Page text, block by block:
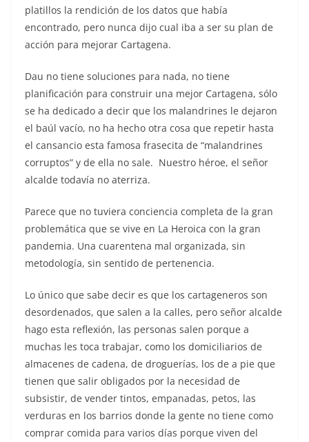
platillos la rendición de los datos que había
encontrado, pero nunca dijo cual iba a ser su plan de
acción para mejorar Cartagena.
Dau no tiene soluciones para nada, no tiene
planificación para construir una mejor Cartagena, sólo
se ha dedicado a decir que los malandrines le dejaron
el baúl vacío, no ha hecho otra cosa que repetir hasta
el cansancio esta famosa frasecita de “malandrines
corruptos” y de ella no sale. Nuestro héroe, el señor
alcalde todavía no aterriza.
Parece que no tuviera conciencia completa de la gran
problemática que se vive en La Heroica con la gran
pandemia. Una cuarentena mal organizada, sin
metodología, sin sentido de pertenencia.
Lo único que sabe decir es que los cartageneros son
desordenados, que salen a la calles, pero señor alcalde
hago esta reflexión, las personas salen porque a
muchas les toca trabajar, como los domiciliarios de
almacenes de cadena, de droguerías, los de a pie que
tienen que salir obligados por la necesidad de
subsistir, de vender tintos, empanadas, petos, las
verduras en los barrios donde la gente no tiene como
comprar comida para varios días porque viven del